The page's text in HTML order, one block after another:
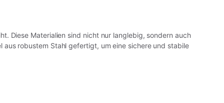
Diese Materialien sind nicht nur langlebig, sondern auch
robustem Stahl gefertigt, um eine sichere und stabile